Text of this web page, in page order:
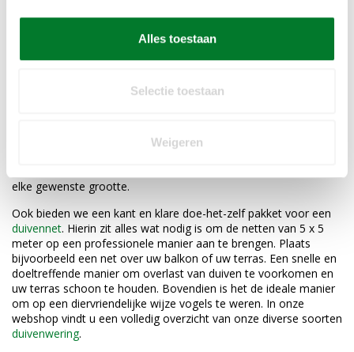
Alles toestaan
Selectie toestaan
Weigeren
Duivenoverlast voorkomen
verjagen. Denk bijvoorbeeld eens aan het gebruik van
elke gewenste grootte.
Ook bieden we een kant en klare doe-het-zelf pakket voor een
duivennet. Hierin zit alles wat nodig is om de netten van 5 x 5
meter op een professionele manier aan te brengen. Plaats
bijvoorbeeld een net over uw balkon of uw terras. Een snelle en
doeltreffende manier om overlast van duiven te voorkomen en
uw terras schoon te houden. Bovendien is het de ideale manier
om op een diervriendelijke wijze vogels te weren. In onze
webshop vindt u een volledig overzicht van onze diverse soorten
duivenwering.